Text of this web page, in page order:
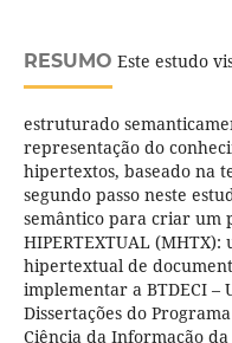
RESUMO Este estudo
estruturado
representação do
hipertextos, baseado na
segundo passo neste
semântico para criar um
HIPERTEXTUAL
hipertextual de
implementar a BTDECI –
Dissertações do
Ciência da Informação